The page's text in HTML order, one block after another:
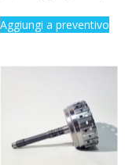
Aggiungi a preventivo